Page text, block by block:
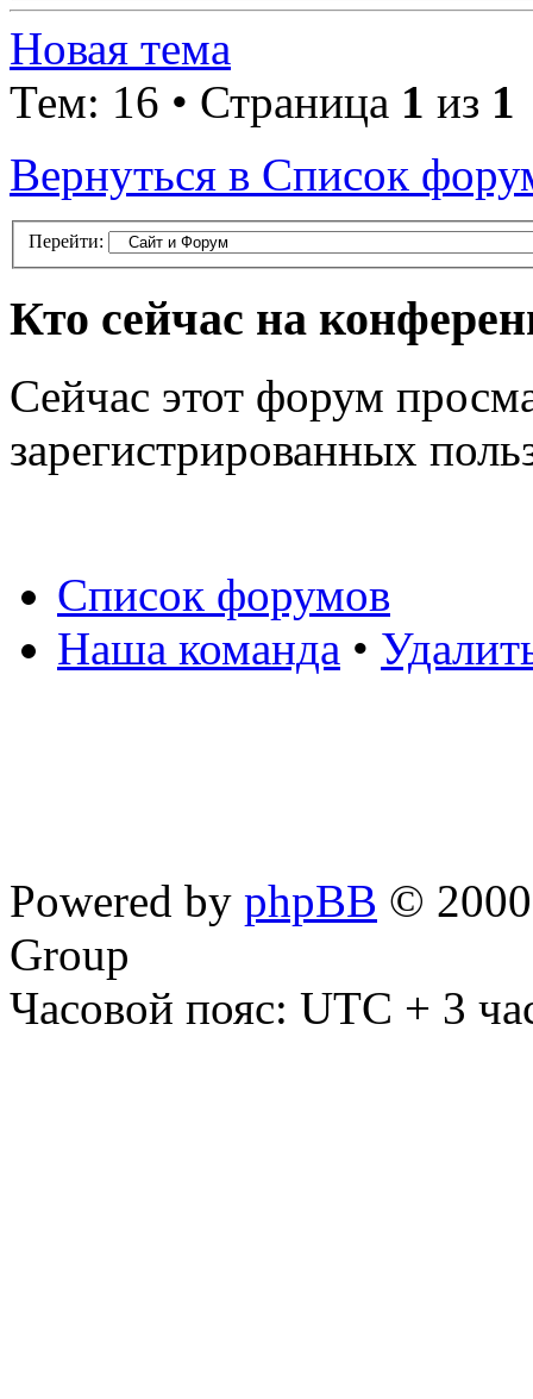
Новая тема
Тем: 16 • Страница 1 из 1
Вернуться в Список
Перейти:
Кто сейчас на
Сейчас этот форум
зарегистрированных
Список форумов
Наша команда •
Powered by phpBB ©
Group
Часовой пояс: UTC + 3